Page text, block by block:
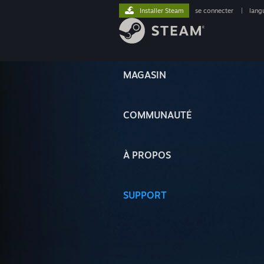
MAGASIN
COMMUNAUTÉ
À PROPOS
SUPPORT
Installer Steam se connecter